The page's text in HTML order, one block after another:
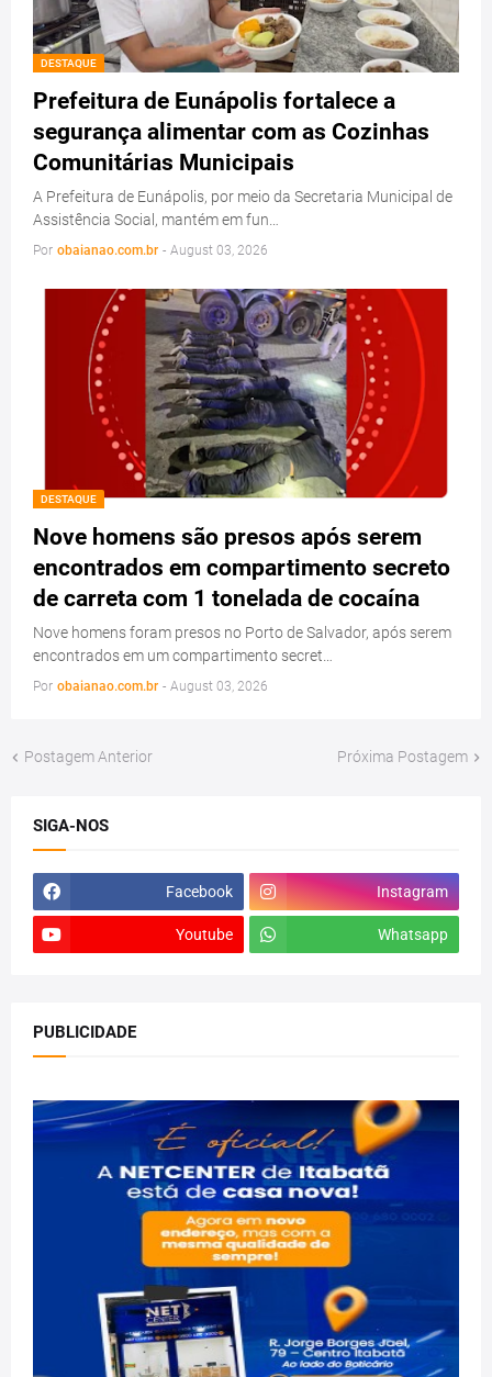
DESTAQUE
Prefeitura de Eunápolis fortalece a
segurança alimentar com as Cozinhas
Comunitárias Municipais
A Prefeitura de Eunápolis, por meio da Secretaria Municipal de
Assistência Social, mantém em fun…
Por obaianao.com.br - August 03, 2026
DESTAQUE
Nove homens são presos após serem
encontrados em compartimento secreto
de carreta com 1 tonelada de cocaína
Nove homens foram presos no Porto de Salvador, após serem
encontrados em um compartimento secret…
Por obaianao.com.br - August 03, 2026
Postagem Anterior Próxima Postagem
SIGA-NOS
Facebook Instagram
Youtube Whatsapp
PUBLICIDADE